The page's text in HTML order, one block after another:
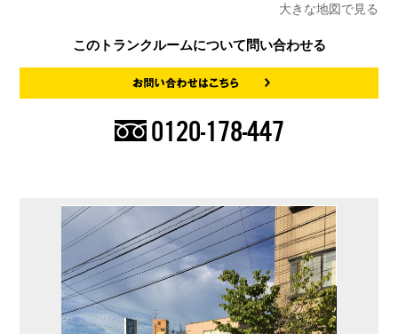
大きな地図で見る
このトランクルームについて問い合わせる
0120-178-447